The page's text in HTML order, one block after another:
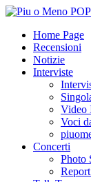
Home Page
Recensioni
Notizie
Interviste
Video
Voci
Concerti
Photo